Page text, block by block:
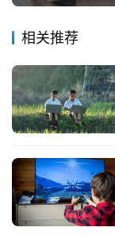
目
创
业
业
项
目
完全免费的，但
纳这一保证金的。
消费者产生一种
店铺，她们都是
够
4、随后便
本性的，假如你
版的店铺模版。
相关推荐